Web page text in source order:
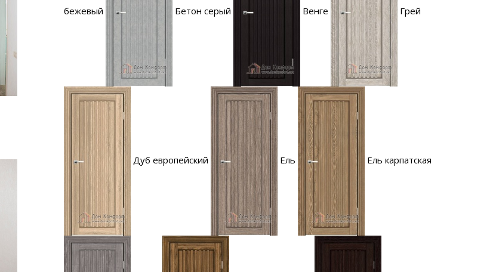
бежевый Бетон серый Венге Грей
Дуб европейский Ель Ель карпатская